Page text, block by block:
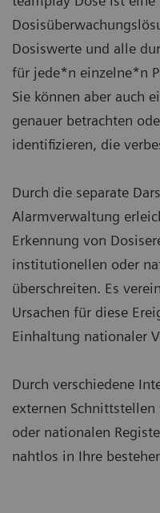
Dosiswerte und alle
für jede*n einzelne*n
Sie können aber auch
genauer betrachten
identifizieren, die
Durch die separate
Alarmverwaltung
Erkennung von
institutionellen oder
überschreiten. Es
Ursachen für diese
Einhaltung nationaler
Durch verschiedene
externen
oder nationalen
nahtlos in Ihre